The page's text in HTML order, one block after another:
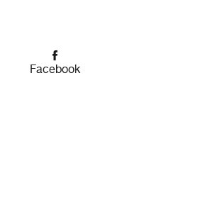
Facebook